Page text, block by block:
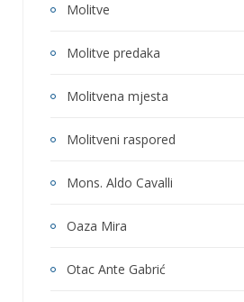
Molitve
Molitve predaka
Molitvena mjesta
Molitveni raspored
Mons. Aldo Cavalli
Oaza Mira
Otac Ante Gabrić